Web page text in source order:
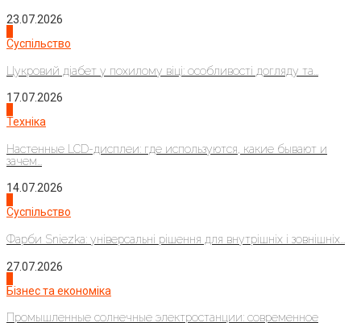
23.07.2026
Суспільство
Цукровий діабет у похилому віці: особливості догляду та...
17.07.2026
Техніка
Настенные LCD-дисплеи: где используются, какие бывают и
зачем...
14.07.2026
Суспільство
Фарби Sniezka: універсальні рішення для внутрішніх і зовнішніх...
27.07.2026
Бізнес та економіка
Промышленные солнечные электростанции: современное